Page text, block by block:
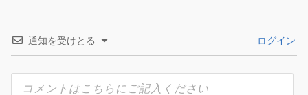
通知を受けとる ログイン